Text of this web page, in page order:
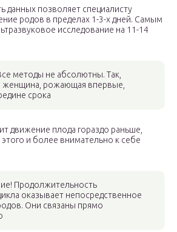
данных позволяет специалисту
родов в пределах 1-3-х дней. Самым
исследование на 11-14
методы не абсолютны. Так,
женщина, рожающая впервые,
срока
движение плода гораздо раньше,
и более внимательно к себе
Продолжительность
оказывает непосредственное
Они связаны прямо